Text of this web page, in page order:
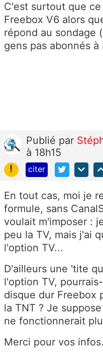
C'est surtout que
Freebox V6 alors
répond au sondage
gens pas abonnés à
Publié par
à 18h15
!
citer
En tout cas, moi je
formule, sans
voulait m'imposer :
peu la TV, mais j'ai
l'option TV...
D'ailleurs une 'tite
l'option TV,
disque dur Freebox
la TNT ? Je
ne fonctionnerait
Merci pour vos